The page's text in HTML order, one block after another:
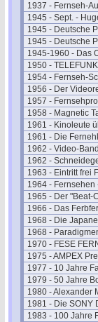
1937 - Fernseh-
1945 - Sept. -
1945 - Deutsche
1945 - Deutsche
1945-1960 - Das
1950 -
1954 - Fernseh-
1956 - Der
1957 -
1958 - Magnetic
1961 - Kinoleute
1961 - Die
1962 - Video-
1962 -
1963 - Eintritt frei
1964 - Fernsehen
1965 - Der "Beat-
1966 - Das
1968 - Die
1968 -
1970 - FESE
1975 - AMPEX
1977 - 10 Jahre
1979 - 50 Jahre
1980 - Alexander
1981 - Die SONY
1983 - 100 Jahre